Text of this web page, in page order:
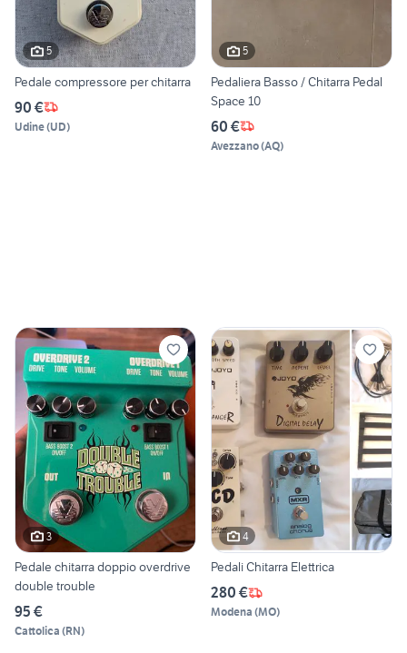
5
Pedale compressore per chitarra
90 €
Udine(UD)
5
Pedaliera Basso / Chitarra Pedal
Space 10
60 €
Avezzano(AQ)
3
Pedale chitarra doppio overdrive
double trouble
95 €
Cattolica (RN)
4
Pedali Chitarra Elettrica
280 €
Modena (MO)